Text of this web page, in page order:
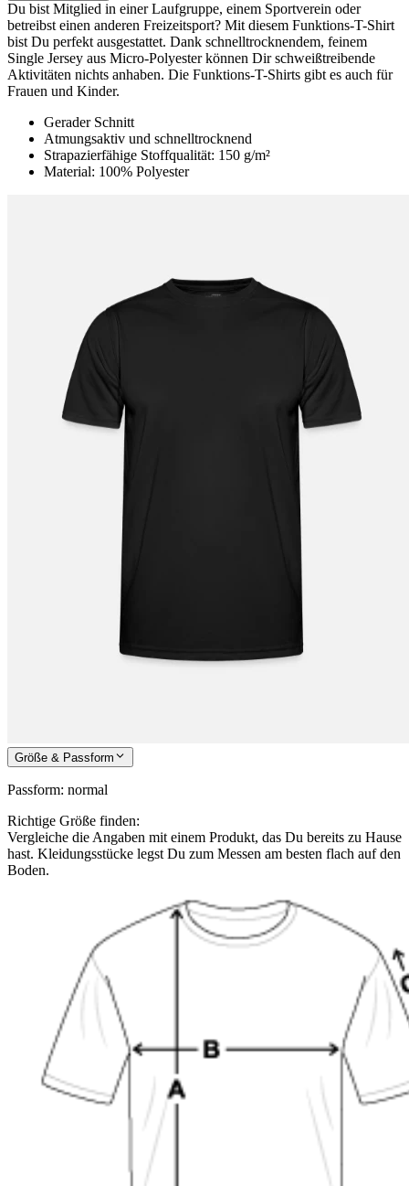
Du bist Mitglied in einer Laufgruppe, einem Sportverein oder
betreibst einen anderen Freizeitsport? Mit diesem Funktions-T-Shirt
bist Du perfekt ausgestattet. Dank schnelltrocknendem, feinem
Single Jersey aus Micro-Polyester können Dir schweißtreibende
Aktivitäten nichts anhaben. Die Funktions-T-Shirts gibt es auch für
Frauen und Kinder.
Gerader Schnitt
Atmungsaktiv und schnelltrocknend
Strapazierfähige Stoffqualität: 150 g/m²
Material: 100% Polyester
Größe & Passform
Passform: normal
Richtige Größe finden:
Vergleiche die Angaben mit einem Produkt, das Du bereits zu Hause
hast. Kleidungsstücke legst Du zum Messen am besten flach auf den
Boden.